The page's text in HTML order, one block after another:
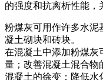
的强度和抗离析性能，
粉煤灰可用作许多水泥
凝土砌块和砖块。
在混凝土中添加粉煤灰
量；改善混凝土混合物
混凝土的徐变；降低水